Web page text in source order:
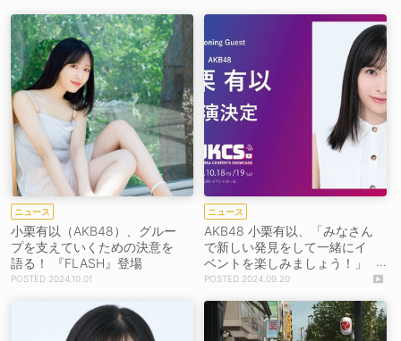
ニュース
小栗有以（AKB48）、グルー
プを支えていくための決意を
語る！ 『FLASH』登場
2024.10.01
ニュース
AKB48 小栗有以、「みなさん
で新しい発見をして一緒にイ
ベントを楽しみましょう！」
＜JKCS2024＞オープニング
2024.09.20